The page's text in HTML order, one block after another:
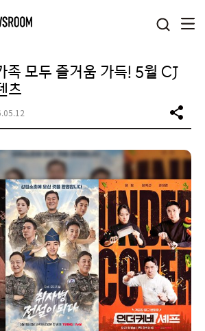
족 모두 즐거움 가득! 5월 CJ
츠